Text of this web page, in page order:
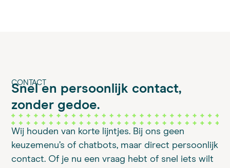
CONTACT
Snel en persoonlijk contact,
zonder gedoe.
Wij houden van korte lijntjes. Bij ons geen
keuzemenu’s of chatbots, maar direct persoonlijk
contact. Of je nu een vraag hebt of snel iets wilt